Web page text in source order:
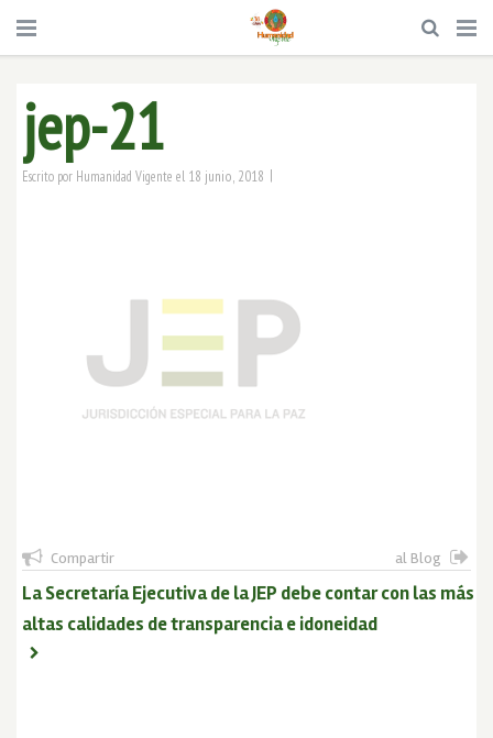
jep-21
Escrito por Humanidad Vigente el 18 junio, 2018 |
Compartir al Blog
La Secretaría Ejecutiva de la JEP debe contar con las más
altas calidades de transparencia e idoneidad